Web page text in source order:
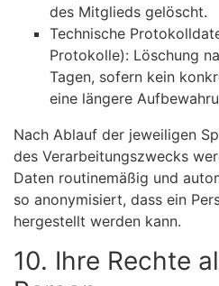
des Mitglieds gelöscht.
Technische
Protokolle): Löschung
Tagen, sofern kein
eine längere
Nach Ablauf der jeweiligen
des Verarbeitungszwecks
Daten routinemäßig und
so anonymisiert, dass ein
hergestellt werden kann.
10. Ihre Rechte